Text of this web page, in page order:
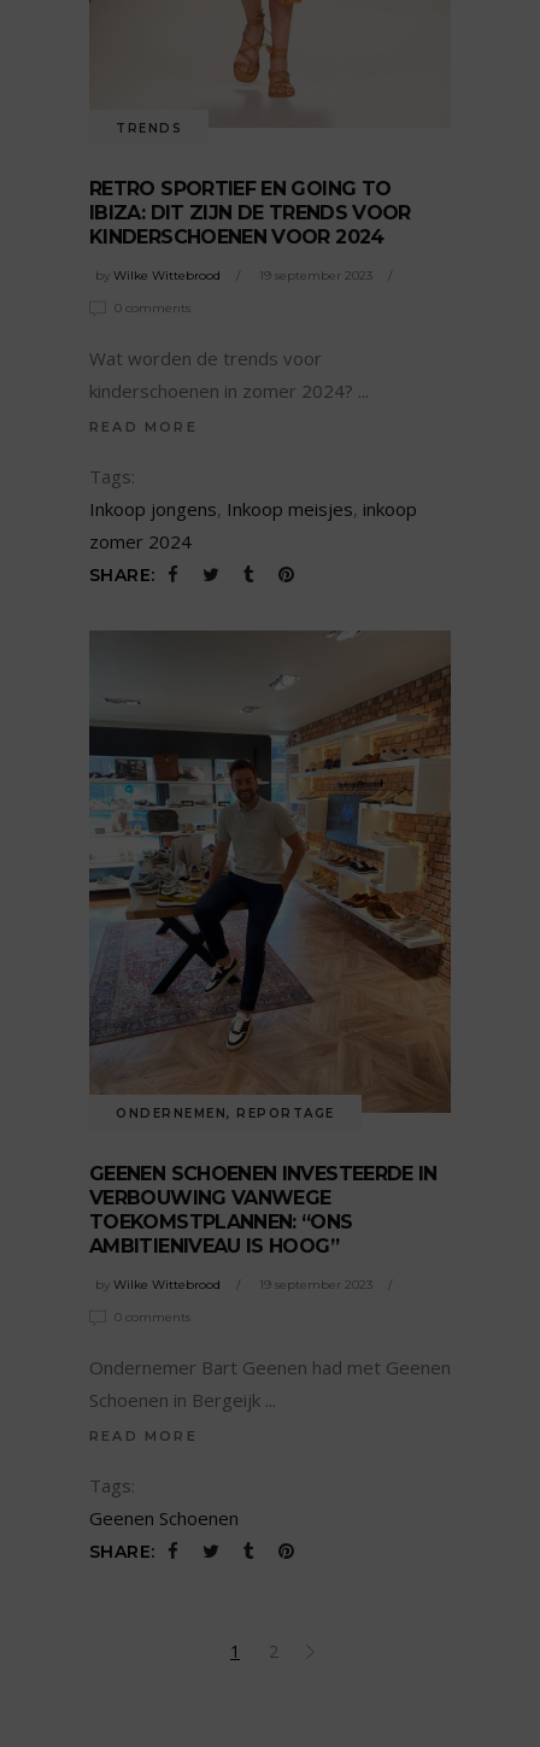
TRENDS
RETRO SPORTIEF EN GOING TO
IBIZA: DIT ZIJN DE TRENDS VOOR
KINDERSCHOENEN VOOR 2024
by Wilke Wittebrood 19 september 2023
0 comments
Wat worden de trends voor
kinderschoenen in zomer 2024?
READ MORE
Tags:
Inkoop jongens, Inkoop meisjes, inkoop
zomer 2024
SHARE:
ONDERNEMEN, REPORTAGE
GEENEN SCHOENEN INVESTEERDE IN
VERBOUWING VANWEGE
TOEKOMSTPLANNEN: “ONS
AMBITIENIVEAU IS HOOG”
by Wilke Wittebrood 19 september 2023
0 comments
Ondernemer Bart Geenen had met Geenen
Schoenen in Bergeijk
READ MORE
Tags:
Geenen Schoenen
SHARE:
1 2